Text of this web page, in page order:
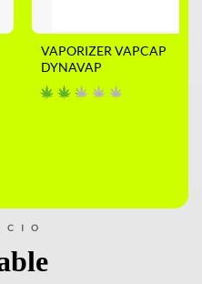
VAPORIZER VAPCAP
DYNAVAP